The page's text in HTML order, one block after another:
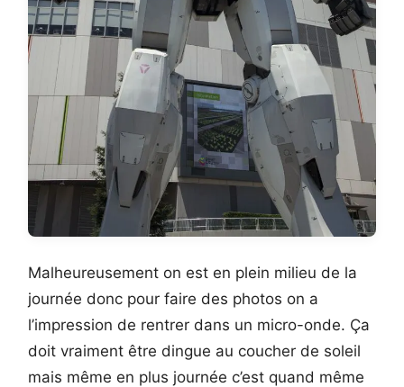
Malheureusement on est en plein milieu de la
journée donc pour faire des photos on a
l’impression de rentrer dans un micro-onde. Ça
doit vraiment être dingue au coucher de soleil
mais même en plus journée c’est quand même